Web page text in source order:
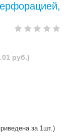
руб.)
за 1шт.)